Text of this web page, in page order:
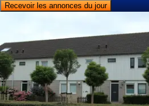
Recevoir les annonces du jour